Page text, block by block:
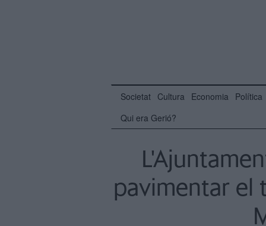
Societat Cultura Economia Política
Qui era Gerió?
pavimentar el